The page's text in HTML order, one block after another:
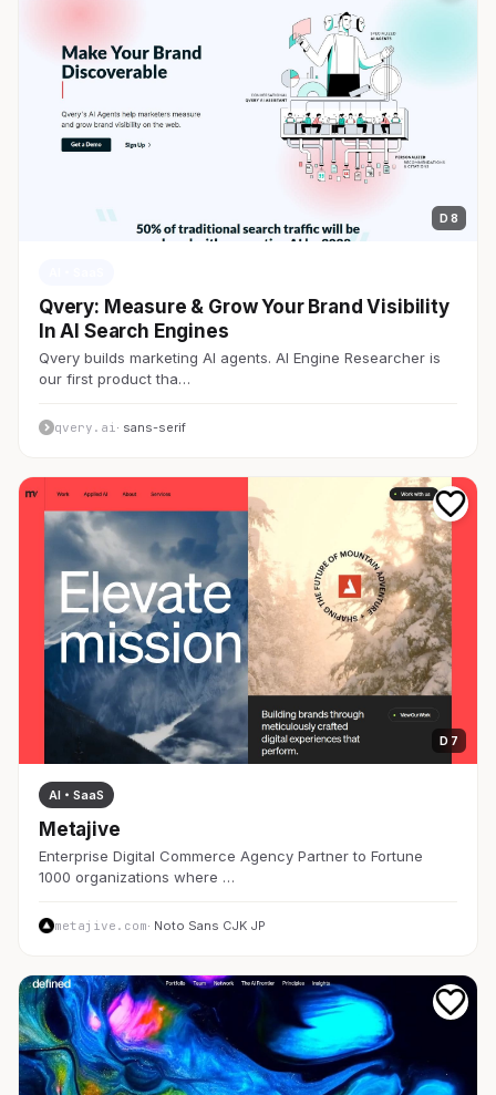
D 8
Qvery: Measure & Grow Your Brand Visibility
In AI Search Engines
Qvery builds marketing AI agents. AI Engine Researcher is
our first product tha…
qvery.ai· sans-serif
D 7
AI・SaaS
Metajive
Enterprise Digital Commerce Agency Partner to Fortune
1000 organizations where …
metajive.com· Noto Sans CJK JP